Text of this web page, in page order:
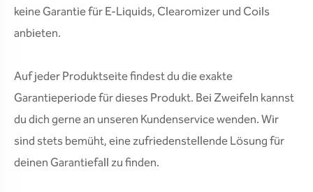
keine Garantie für E-Liquids, Clearomizer und Coils
anbieten.
Auf jeder Produktseite findest du die exakte
Garantieperiode für dieses Produkt. Bei Zweifeln kannst
du dich gerne an unseren Kundenservice wenden. Wir
sind stets bemüht, eine zufriedenstellende Lösung für
deinen Garantiefall zu finden.